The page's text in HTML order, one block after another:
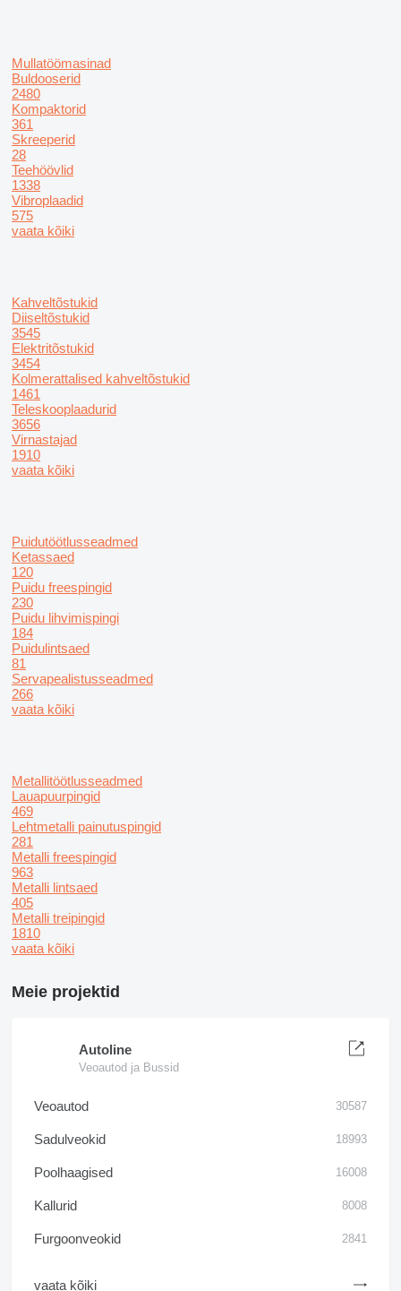
Mullatöömasinad
Buldooserid
2480
Kompaktorid
361
Skreeperid
28
Teehöövlid
1338
Vibroplaadid
575
vaata kõiki
Kahveltõstukid
Diiseltõstukid
3545
Elektritõstukid
3454
Kolmerattalised kahveltõstukid
1461
Teleskooplaadurid
3656
Virnastajad
1910
vaata kõiki
Puidutöötlusseadmed
Ketassaed
120
Puidu freespingid
230
Puidu lihvimispingi
184
Puidulintsaed
81
Servapealistusseadmed
266
vaata kõiki
Metallitöötlusseadmed
Lauapuurpingid
469
Lehtmetalli painutuspingid
281
Metalli freespingid
963
Metalli lintsaed
405
Metalli treipingid
1810
vaata kõiki
Meie projektid
Autoline
Veoautod ja Bussid
Veoautod 30587
Sadulveokid 18993
Poolhaagised 16008
Kallurid 8008
Furgoonveokid 2841
vaata kõiki